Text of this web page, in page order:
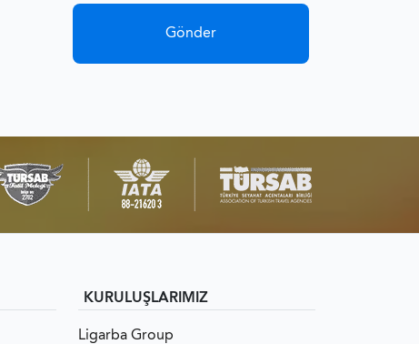
KURULUŞLARIMIZ
Ligarba Group